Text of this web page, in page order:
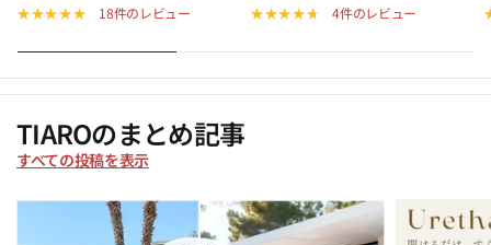
18件のレビュー
4件のレビュー
TIAROのまとめ記事
すべての投稿を表示